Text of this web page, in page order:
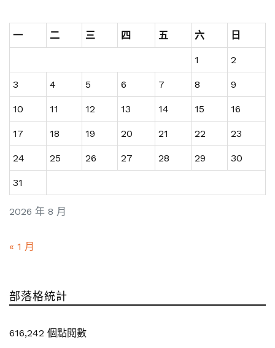
2026 年 8 月
一 二 三 四 五 六 日
1 2
3 4 5 6 7 8 9
10 11 12 13 14 15 16
17 18 19 20 21 22 23
24 25 26 27 28 29 30
31
« 1 月
部落格統計
616,242 個點閱數